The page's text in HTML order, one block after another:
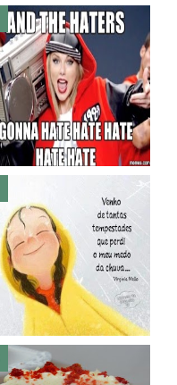
congelar bolo ??
como surgiram?